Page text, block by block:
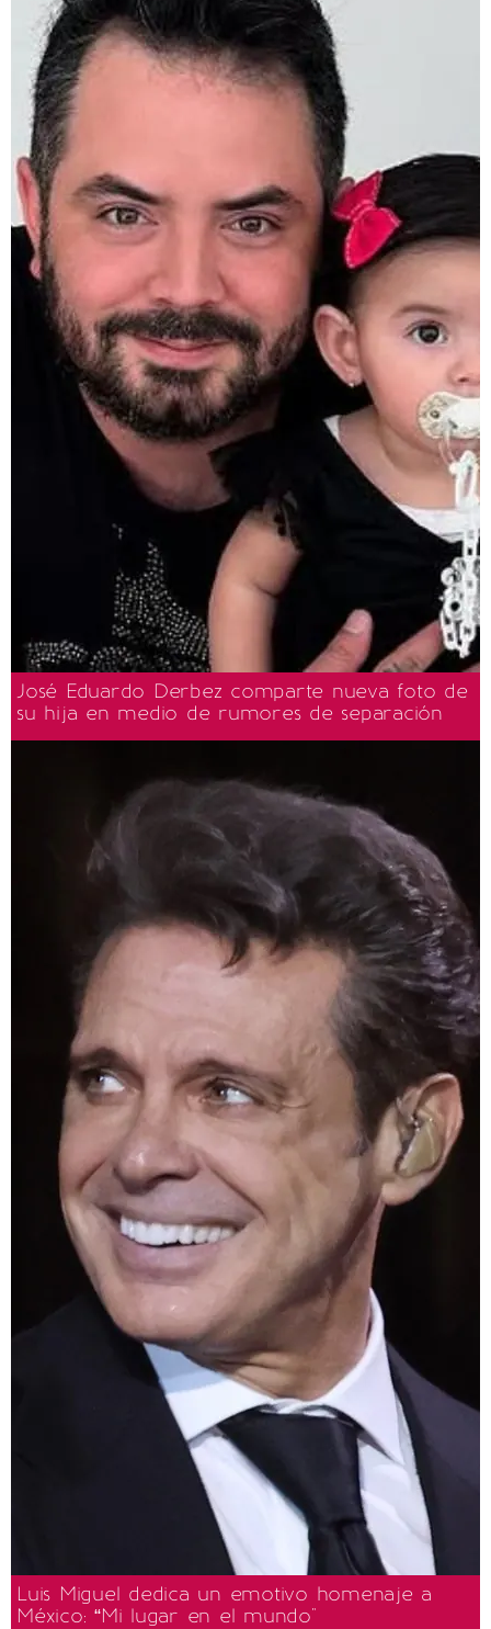
José Eduardo Derbez comparte nueva foto de
su hija en medio de rumores de separación
Luis Miguel dedica un emotivo homenaje a
México: “Mi lugar en el mundo"